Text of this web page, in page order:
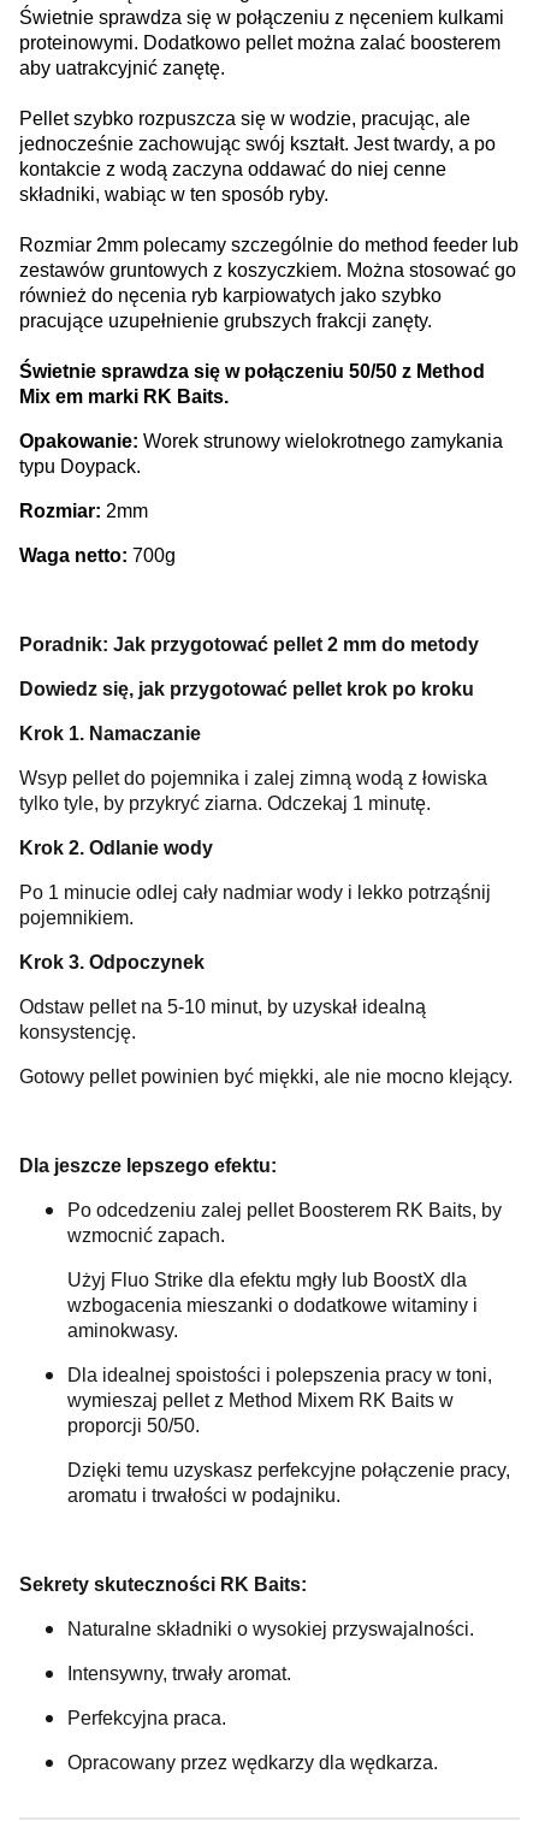
Świetnie sprawdza się w połączeniu z nęceniem kulkami
proteinowymi. Dodatkowo pellet można zalać boosterem
aby uatrakcyjnić zanętę.
Pellet szybko rozpuszcza się w wodzie, pracując, ale
jednocześnie zachowując swój kształt. Jest twardy, a po
kontakcie z wodą zaczyna oddawać do niej cenne
składniki, wabiąc w ten sposób ryby.
Rozmiar 2mm polecamy szczególnie do method feeder lub
zestawów gruntowych z koszyczkiem. Można stosować go
również do nęcenia ryb karpiowatych jako szybko
pracujące uzupełnienie grubszych frakcji zanęty.
Świetnie sprawdza się w połączeniu 50/50 z Method
Mix em marki RK Baits.
Opakowanie: Worek strunowy wielokrotnego zamykania
typu Doypack.
Rozmiar: 2mm
Waga netto: 700g
Poradnik: Jak przygotować pellet 2 mm do metody
Dowiedz się, jak przygotować pellet krok po kroku
Krok 1. Namaczanie
Wsyp pellet do pojemnika i zalej zimną wodą z łowiska
tylko tyle, by przykryć ziarna. Odczekaj 1 minutę.
Krok 2. Odlanie wody
Po 1 minucie odlej cały nadmiar wody i lekko potrząśnij
pojemnikiem.
Krok 3. Odpoczynek
Odstaw pellet na 5-10 minut, by uzyskał idealną
konsystencję.
Gotowy pellet powinien być miękki, ale nie mocno klejący.
Dla jeszcze lepszego efektu:
Po odcedzeniu zalej pellet Boosterem RK Baits, by
wzmocnić zapach.
Użyj Fluo Strike dla efektu mgły lub BoostX dla
wzbogacenia mieszanki o dodatkowe witaminy i
aminokwasy.
Dla idealnej spoistości i polepszenia pracy w toni,
wymieszaj pellet z Method Mixem RK Baits w
proporcji 50/50.
Dzięki temu uzyskasz perfekcyjne połączenie pracy,
aromatu i trwałości w podajniku.
Sekrety skuteczności RK Baits:
Naturalne składniki o wysokiej przyswajalności.
Intensywny, trwały aromat.
Perfekcyjna praca.
Opracowany przez wędkarzy dla wędkarza.